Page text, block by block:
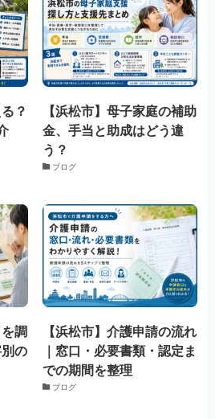
？
【浜松市】母子家庭の補助
金、手当と助成はどう違
う？
ブログ
調
の
【浜松市】介護申請の流れ
｜窓口・必要書類・認定ま
での期間を整理
ブログ